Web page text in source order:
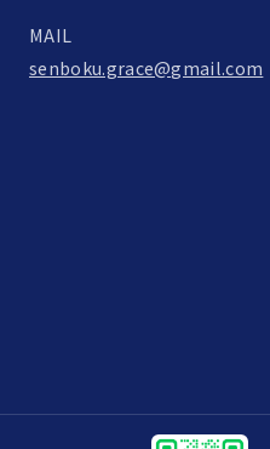
MAIL
senboku.grace@gmail.com